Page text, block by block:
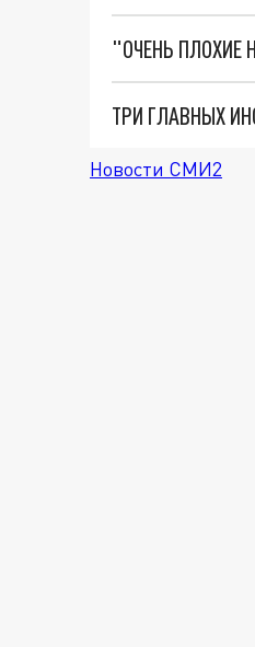
Новости СМИ2